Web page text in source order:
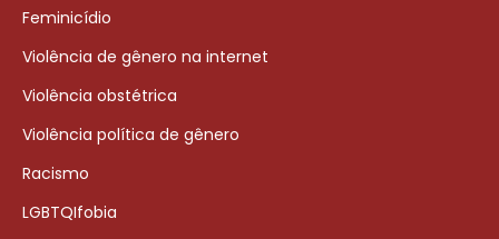
Feminicídio
Violência de gênero na internet
Violência obstétrica
Violência política de gênero
Racismo
LGBTQIfobia